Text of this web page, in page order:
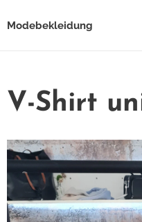
Modebekleidung
V-Shirt